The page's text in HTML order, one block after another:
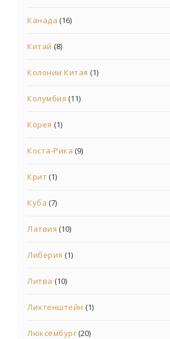
Канада (16)
Китай (8)
Колонии Китая (1)
Колумбия (11)
Корея (1)
Коста-Рика (9)
Крит(1)
Куба (7)
Латвия (10)
Либерия (1)
Литва (10)
Лихтенштейн (1)
Люксембург(20)